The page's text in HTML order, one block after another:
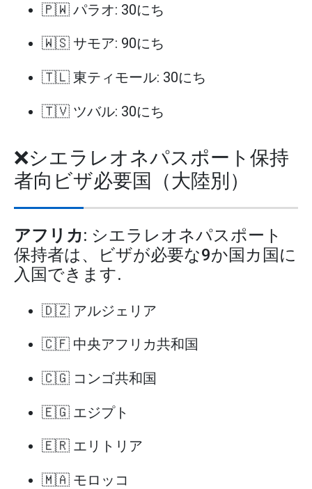
🇵🇼 パラオ: 30にち
🇼🇸 サモア: 90にち
🇹🇱 東ティモール: 30にち
🇹🇻 ツバル: 30にち
❌シエラレオネパスポート保持
者向ビザ必要国（大陸別）
アフリカ: シエラレオネパスポート
保持者は、ビザが必要な9か国カ国に
入国できます.
🇩🇿 アルジェリア
🇨🇫 中央アフリカ共和国
🇨🇬 コンゴ共和国
🇪🇬 エジプト
🇪🇷 エリトリア
🇲🇦 モロッコ